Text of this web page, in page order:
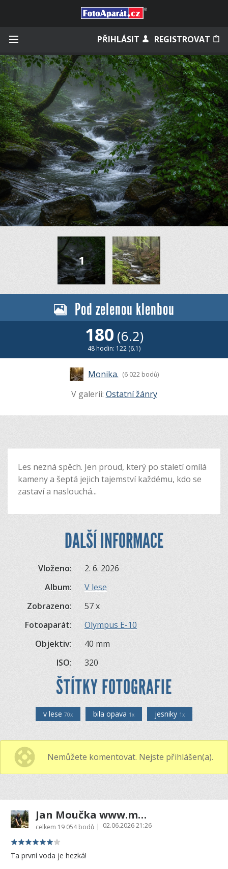
PŘIHLÁSIT REGISTROVAT
Zapamatovat
Zapomněli jste heslo?
Měli jste účet na starém webu?
Pod zelenou klenbou
180 (6.2)
48 hodin: 122 (6.1)
Monika. (6 022 bodů)
V galerii: Ostatní žánry
Les nezná spěch. Jen proud, který po staletí omílá
kameny a šeptá jejich tajemství každému, kdo se
zastaví a naslouchá...
DALŠÍ INFORMACE
Vloženo:
2. 6. 2026
Album:
V lese
Zobrazeno:
57 x
Fotoaparát:
Olympus E-10
Objektiv:
40 mm
ISO:
320
ŠTÍTKY FOTOGRAFIE
v lese 70x bila opava 1x jesniky 1x
Nemůžete komentovat. Nejste přihlášen(a).
Jan Moučka www.moucka.cz
celkem 19 054 bodů | 02.06.2026 21:26
Ta první voda je hezká!